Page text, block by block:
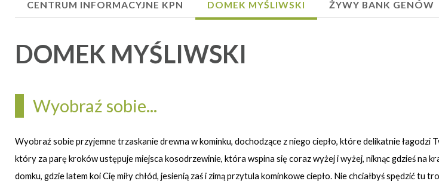
CENTRUM INFORMACYJNE KPN DOMEK MYŚLIWSKI ŻYWY BANK GENÓW
DOMEK MYŚLIWSKI
Wyobraź sobie...
Wyobraź sobie przyjemne trzaskanie drewna w kominku, dochodzące z niego ciepło, które delikatnie
który za parę kroków ustępuje miejsca kosodrzewinie, która wspina się coraz wyżej i wyżej, niknąc gdzieś na
domku, gdzie latem koi Cię miły chłód, jesienią zaś i zimą przytula kominkowe ciepło. Nie chciałbyś spędzić tu